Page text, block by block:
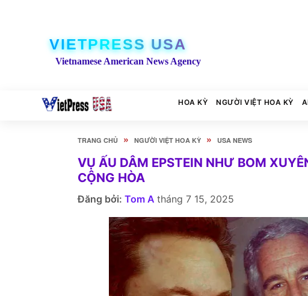
VIETPRESS USA
Vietnamese American News Agency
HOA KỲ NGƯỜI VIỆT HOA KỲ
TRANG CHỦ » NGƯỜI VIỆT HOA KỲ » USA NEWS
VỤ ẤU DÂM EPSTEIN NHƯ BOM
CỘNG HÒA
Đăng bởi: Tom A tháng 7 15, 2025